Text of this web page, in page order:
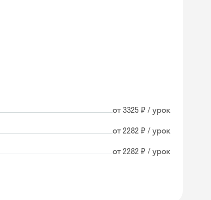
от 3325 ₽ / урок
от 2282 ₽ / урок
от 2282 ₽ / урок